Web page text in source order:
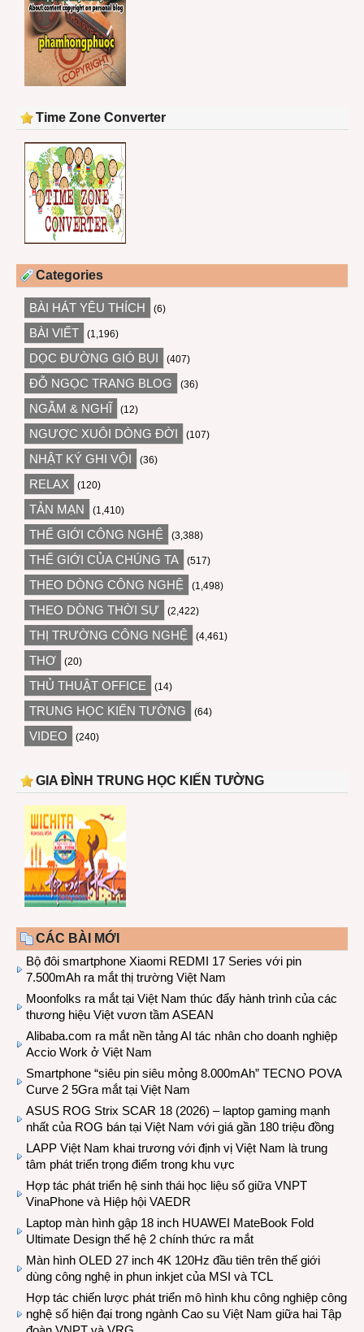
Time Zone Converter
Categories
BÀI HÁT YÊU THÍCH (6)
BÀI VIẾT (1,196)
DỌC ĐƯỜNG GIÓ BỤI (407)
ĐỖ NGỌC TRANG BLOG (36)
NGẪM & NGHĨ (12)
NGƯỢC XUÔI DÒNG ĐỜI (107)
NHẬT KÝ GHI VỘI (36)
RELAX (120)
TẢN MẠN (1,410)
THẾ GIỚI CÔNG NGHỆ (3,388)
THẾ GIỚI CỦA CHÚNG TA (517)
THEO DÒNG CÔNG NGHỆ (1,498)
THEO DÒNG THỜI SỰ (2,422)
THỊ TRƯỜNG CÔNG NGHỆ (4,461)
THƠ (20)
THỦ THUẬT OFFICE (14)
TRUNG HỌC KIẾN TƯỜNG (64)
VIDEO (240)
GIA ĐÌNH TRUNG HỌC KIẾN TƯỜNG
CÁC BÀI MỚI
Bộ đôi smartphone Xiaomi REDMI 17 Series với pin
7.500mAh ra mắt thị trường Việt Nam
Moonfolks ra mắt tại Việt Nam thúc đẩy hành trình của các
thương hiệu Việt vươn tầm ASEAN
Alibaba.com ra mắt nền tảng AI tác nhân cho doanh nghiệp
Accio Work ở Việt Nam
Smartphone “siêu pin siêu mỏng 8.000mAh” TECNO POVA
Curve 2 5Gra mắt tại Việt Nam
ASUS ROG Strix SCAR 18 (2026) – laptop gaming mạnh
nhất của ROG bán tại Việt Nam với giá gần 180 triệu đồng
LAPP Việt Nam khai trương với định vị Việt Nam là trung
tâm phát triển trọng điểm trong khu vực
Hợp tác phát triển hệ sinh thái học liệu số giữa VNPT
VinaPhone và Hiệp hội VAEDR
Laptop màn hình gập 18 inch HUAWEI MateBook Fold
Ultimate Design thế hệ 2 chính thức ra mắt
Màn hình OLED 27 inch 4K 120Hz đầu tiên trên thế giới
dùng công nghệ in phun inkjet của MSI và TCL
Hợp tác chiến lược phát triển mô hình khu công nghiệp công
nghệ số hiện đại trong ngành Cao su Việt Nam giữa hai Tập